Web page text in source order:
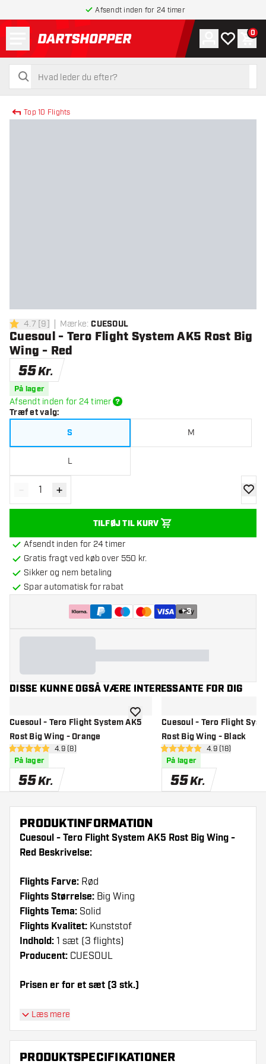
Afsendt inden for 24 timer
tilbage til forsiden
søg
søg
Konto
Min 0
Top 10 Flights
4.7 bedømmelsesstjerner
4.7 [9] Mærke: CUESOUL
Cuesoul - Tero Flight System AK5 Rost Big
Wing - Red
55Kr.
På lager
Afsendt inden for 24 timer
Træf et valg:
S
M
L
Reducér antal
- Øg antal
+
TILFØJ TIL KURV
Afsendt inden for 24 timer
Gratis fragt ved køb over 550 kr.
Sikker og nem betaling
Spar automatisk for rabat
+3
DISSE KUNNE OGSÅ VÆRE INTERESSANTE FOR DIG
Cuesoul - Tero Flight System AK5
Rost Big Wing - Orange
åbn anmeldelsespanel
4.9 bedømmelsesstjerner
4.9 (8)
På lager
55Kr.
tilføje til ønskelisteCuesoul - Tero Flight
Rost Big Wing - Black
åbn
4.9 bedømmelsesstjerner
4.9 (18)
På lager
55Kr.
PRODUKTINFORMATION
Cuesoul - Tero Flight System AK5 Rost Big Wing -
Red Beskrivelse:
Flights Farve: Rød
Flights Størrelse: Big Wing
Flights Tema: Solid
Flights Kvalitet: Kunststof
Indhold: 1 sæt (3 flights)
Producent: CUESOUL
Prisen er for et sæt (3 stk.)
Dartshopper-tip!
Sørg for, at du har masser af flights og shafts
på lager. Disse kan blive beskadiget eller
Læs mere
PRODUKTSPECIFIKATIONER